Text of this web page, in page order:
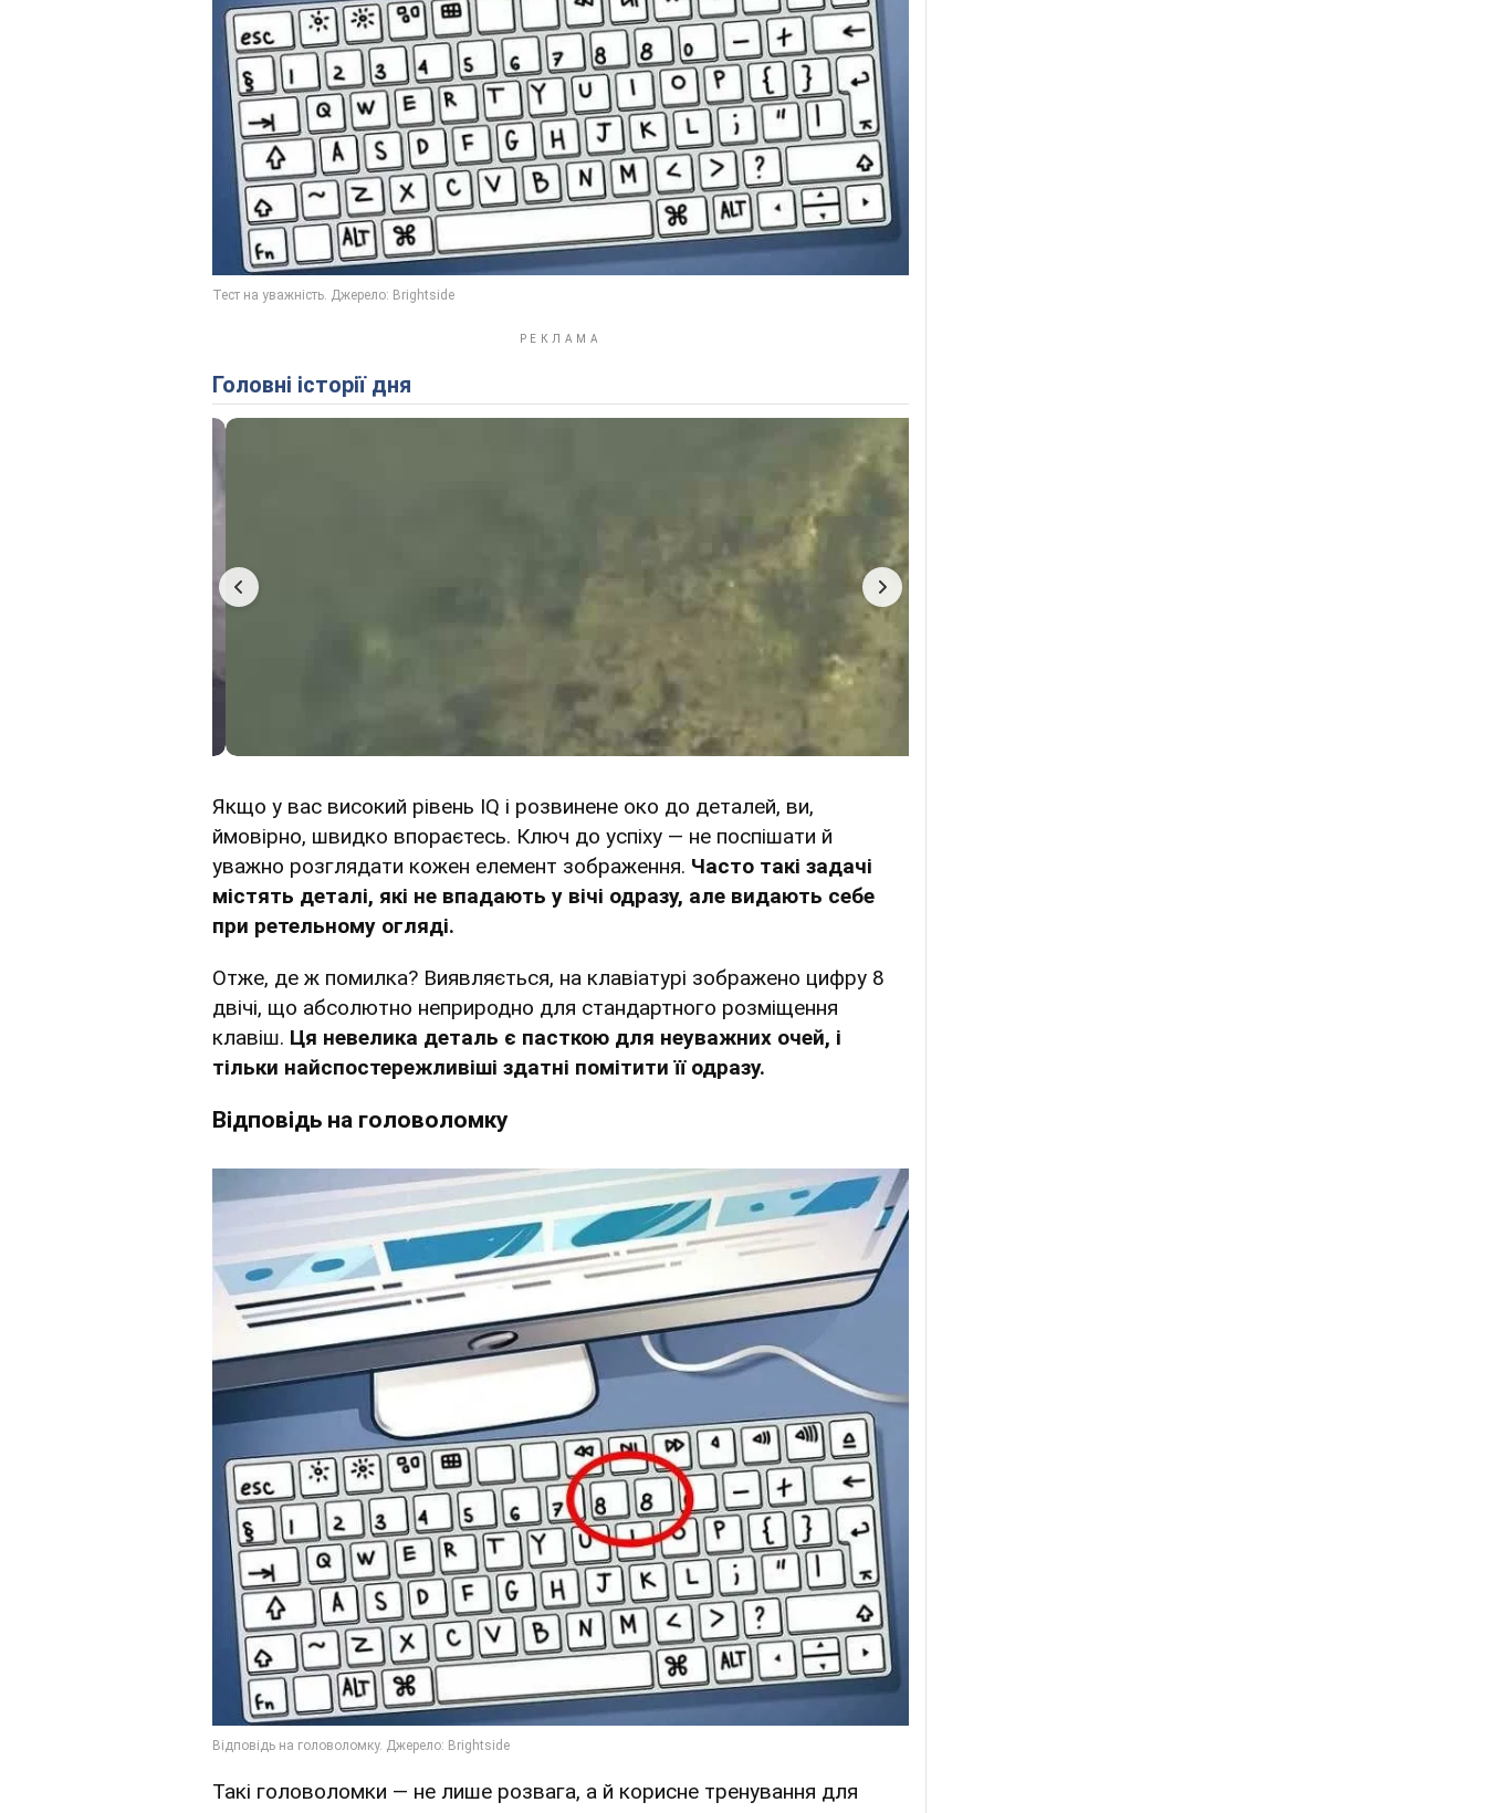
Головні історії дня
Якщо у вас високий рівень IQ і розвинене око до деталей, ви,
ймовірно, швидко впораєтесь. Ключ до успіху — не поспішати й
уважно розглядати кожен елемент зображення. Часто такі задачі
містять деталі, які не впадають у вічі одразу, але видають себе
при ретельному огляді.
Отже, де ж помилка? Виявляється, на клавіатурі зображено цифру 8
двічі, що абсолютно неприродно для стандартного розміщення
клавіш. Ця невелика деталь є пасткою для неуважних очей, і
тільки найспостережливіші здатні помітити її одразу.
Відповідь на головоломку
Такі головоломки — не лише розвага, а й корисне тренування для